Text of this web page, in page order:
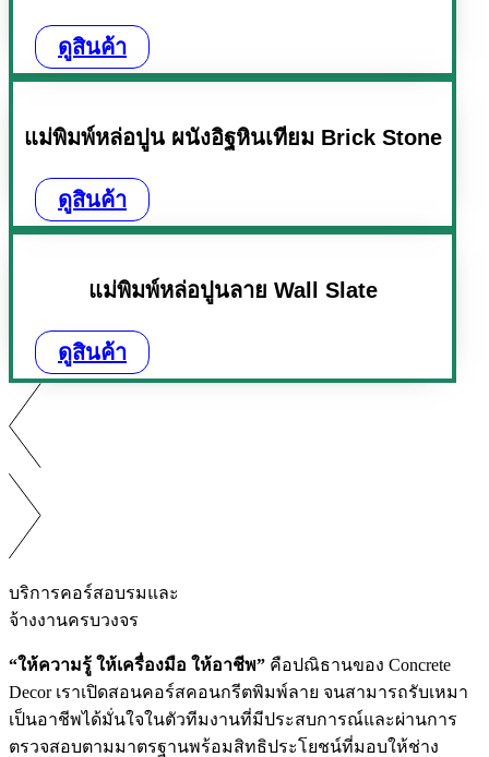
ดูสินค้า
แม่พิมพ์หล่อปูน ผนังอิฐหินเทียม Brick Stone
ดูสินค้า
แม่พิมพ์หล่อปูนลาย Wall Slate
ดูสินค้า
บริการคอร์สอบรมและ
จ้างงานครบวงจร
“ให้ความรู้ ให้เครื่องมือ ให้อาชีพ” คือปณิธานของ Concrete
Decor เราเปิดสอนคอร์สคอนกรีตพิมพ์ลาย จนสามารถรับเหมา
เป็นอาชีพได้มั่นใจในตัวทีมงานที่มีประสบการณ์และผ่านการ
ตรวจสอบตามมาตรฐานพร้อมสิทธิประโยชน์ที่มอบให้ช่าง